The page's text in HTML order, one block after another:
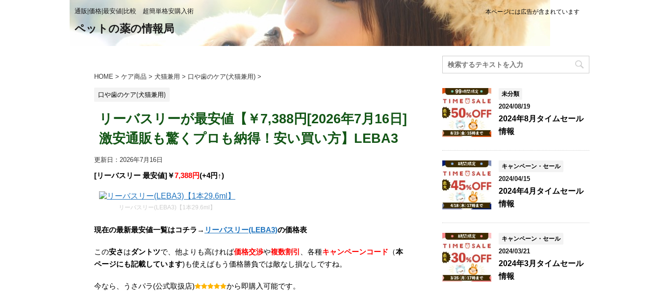
通販|価格|最安値|比較 超簡単格安購入術
ペットの薬の情報局
本ページには広告が含まれています
HOME > ケア商品 > 犬猫兼用 > 口や歯のケア(犬猫兼用) >
口や歯のケア(犬猫兼用)
リーバスリーが最安値【￥7,388円[2026年7月16日]
激安通販も驚くプロも納得！安い買い方】LEBA3
更新日： 2026年7月16日
[リーバスリー 最安値]￥7,388円(+4円↑)
リーバスリー(LEBA3)【1本29.6ml】
現在の最新最安値一覧はコチラ→ リーバスリー(LEBA3)の価格表
この安さはダントツで、他よりも高ければ価格交渉や複数割引 、各種キャンペーンコード （本
ページにも記載しています)も使えばもう価格勝負では敵なし損なしですね。
今なら、うさパラ(公式取扱店)
から即購入可能です。
未分類
2024/08/19
2024年8月タイムセール
情報
キャンペーン・セール
2024/04/15
2024年4月タイムセール
情報
キャンペーン・セール
2024/03/21
2024年3月タイムセール
情報